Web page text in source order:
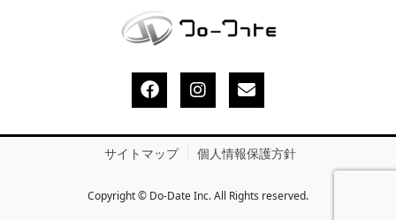
サイトマップ 個人情報保護方針
Copyright © Do-Date Inc. All Rights reserved.